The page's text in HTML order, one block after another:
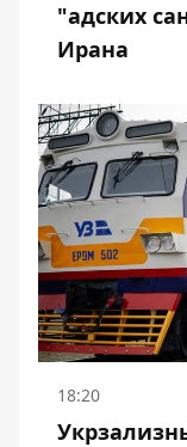
"адских
Ирана
18:20